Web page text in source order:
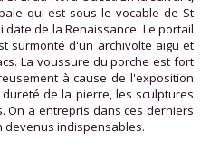
qui est sous le vocable de St
de la Renaissance. Le portail
surmonté d'un archivolte aigu et
La voussure du porche est fort
à cause de l'exposition
de la pierre, les sculptures
On a entrepris dans ces derniers
indispensables.